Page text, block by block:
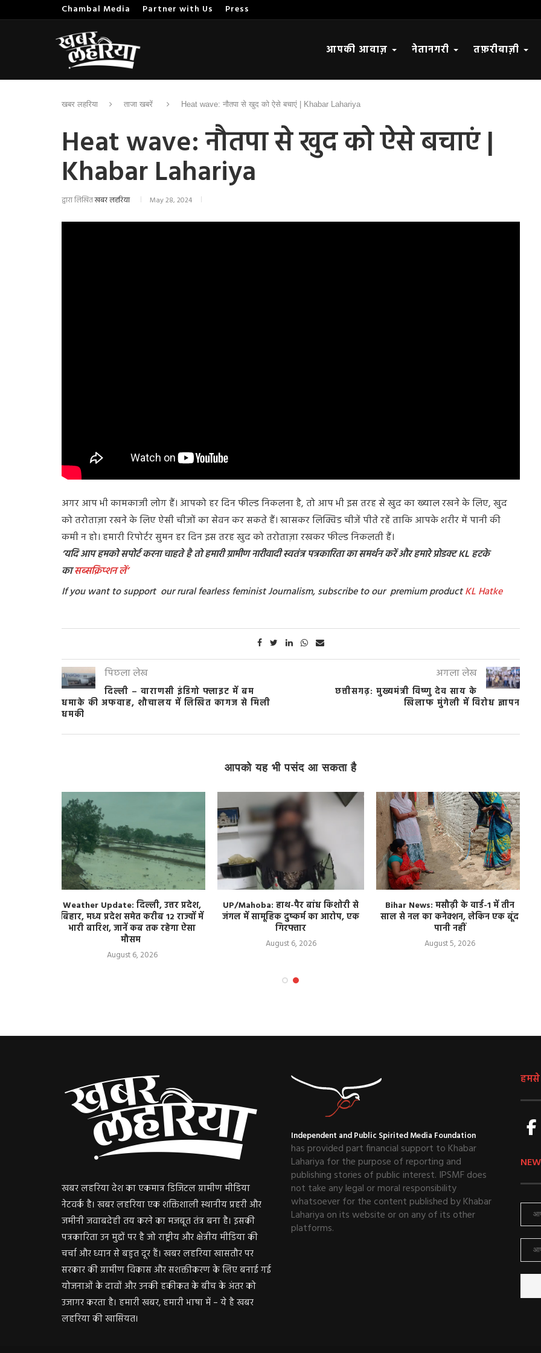
Chambal Media Partner with Us Press
आपकी आवाज़ नेतानगरी तफ़रीबाज़ी
खबर लहरिया ताजा खबरें Heat wave: नौतपा से खुद को ऐसे बचाएं | Khabar Lahariya
Heat wave: नौतपा से खुद को ऐसे बचाएं |
Khabar Lahariya
द्वारा लिखितखबर लहरिया May 28, 2024
अगर आप भी कामकाजी लोग हैं। आपको हर दिन फील्ड निकलना है, तो आप भी इस तरह से खुद का ख्याल रखने के लिए, खुद
को तरोताज़ा रखने के लिए ऐसी चीजों का सेवन कर सकते हैं। खासकर लिक्विड चीजें पीते रहें ताकि आपके शरीर में पानी की
कमी न हो। हमारी रिपोर्टर सुमन हर दिन इस तरह खुद को तरोताज़ा रखकर फील्ड निकलती हैं।
‘यदि आप हमको सपोर्ट करना चाहते है तो हमारी ग्रामीण नारीवादी स्वतंत्र पत्रकारिता का समर्थन करें और हमारे प्रोडक्ट KL हटके
कासब्सक्रिप्शनलें’
If you want to support our rural fearless feminist Journalism, subscribe to our premium productKL Hatke
पिछला लेख
दिल्ली – वाराणसी इंडिगो फ्लाइट में बम
धमाके की अफवाह, शौचालय में लिखित कागज से मिली
धमकी
अगला लेख
छत्तीसगढ़: मुख्यमंत्री विष्णु देव साय के
खिलाफ मुंगेली में विरोध ज्ञापन
आपको यह भी पसंद आ सकता है
Weather Update: दिल्ली, उत्तर प्रदेश,
बिहार, मध्य प्रदेश समेत करीब 12 राज्यों में
भारी बारिश, जानें कब तक रहेगा ऐसा
मौसम
August 6, 2026
UP/Mahoba: हाथ-पैर बांध किशोरी से
जंगल में सामूहिक दुष्कर्म का आरोप, एक
गिरफ्तार
August 6, 2026
Bihar News: मसौढ़ी के वार्ड-1 में तीन
साल से नल का कनेक्शन, लेकिन एक बूंद
पानी नहीं
August 5, 2026
खबर लहरिया देश का एकमात्र डिजिटल ग्रामीण मीडिया
नेटवर्क है। खबर लहरिया एक शक्तिशाली स्थानीय प्रहरी और
जमीनी जवाबदेही तय करने का मजबूत तंत्र बना है। इसकी
पत्रकारिता उन मुद्दों पर है जो राष्ट्रीय और क्षेत्रीय मीडिया की
चर्चा और ध्यान से बहुत दूर हैं। खबर लहरिया खासतौर पर
सरकार की ग्रामीण विकास और सशक्तीकरण के लिए बनाई गई
योजनाओं के दावों और उनकी हकीकत के बीच के अंतर को
उजागर करता है। हमारी खबर, हमारी भाषा में – ये है खबर
लहरिया की खासियत।
Independent and Public Spirited Media Foundation
has provided part financial support to Khabar
Lahariya for the purpose of reporting and
publishing stories of public interest. IPSMF does
not take any legal or moral responsibility
whatsoever for the content published by Khabar
Lahariya on its website or on any of its other
platforms.
हमसे